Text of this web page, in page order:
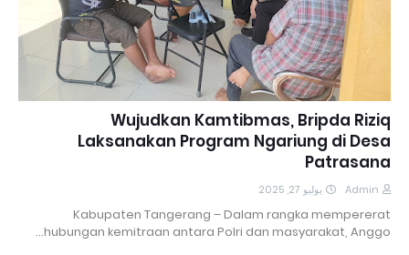
Wujudkan Kamtibmas, Bripda Riziq
Laksanakan Program Ngariung di Desa
Patrasana
Admin يوليو 27, 2025
Kabupaten Tangerang – Dalam rangka mempererat
hubungan kemitraan antara Polri dan masyarakat, Anggo…